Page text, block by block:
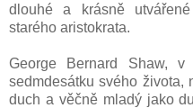
dlouhé a krásně
starého aristokrata.
George Bernard Shaw,
sedmdesátku svého života,
duch a věčně mladý jako